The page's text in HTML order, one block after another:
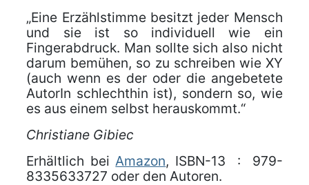
„Eine Erzählstimme besitzt jeder Mensch
und sie ist so individuell wie ein
Fingerabdruck. Man sollte sich also nicht
darum bemühen, so zu schreiben wie XY
(auch wenn es der oder die angebetete
AutorIn schlechthin ist), sondern so, wie
es aus einem selbst herauskommt.“
Christiane Gibiec
Erhältlich beiAmazon, ISBN-13 ‏ : ‎ 979-
8335633727 oder den Autoren.